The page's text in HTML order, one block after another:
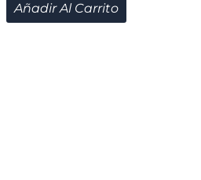
Añadir Al Carrito